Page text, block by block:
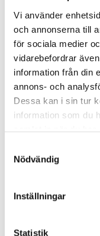
Vi använder
och annonserna till
för sociala medier
vidarebefordrar
information från din
annons- och
Dessa kan i sin tur
information som du
samlat in när du har
Nödvändig
Inställningar
Statistik
Charles Dickens
207 kr
Väck
av klassiker. Målet
väcker läslusten